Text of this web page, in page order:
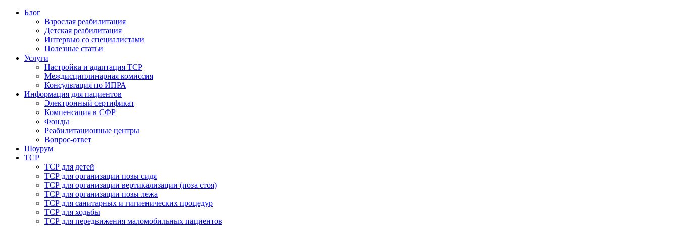
Блог
Взрослая реабилитация
Детская реабилитация
Интервью со специалистами
Полезные статьи
Услуги
Настройка и адаптация ТСР
Междисциплинарная комиссия
Консультация по ИПРА
Информация для пациентов
Электронный сертификат
Компенсация в СФР
Фонды
Реабилитационные центры
Вопрос-ответ
Шоурум
ТСР
ТСР для детей
ТСР для организации позы сидя
ТСР для организации вертикализации (поза стоя)
ТСР для организации позы лежа
ТСР для санитарных и гигиенических процедур
ТСР для ходьбы
ТСР для передвижения маломобильных пациентов